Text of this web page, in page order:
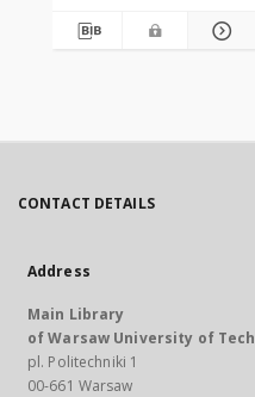
CONTACT DETAILS
Address
Main Library
of Warsaw University of
pl. Politechniki 1
00-661 Warsaw